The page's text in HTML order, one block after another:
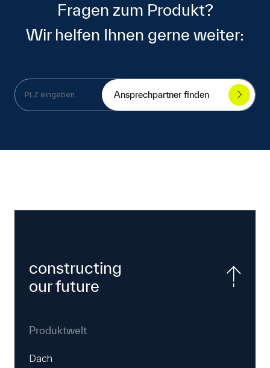
Fragen zum Produkt?
Wir helfen Ihnen gerne weiter:
Ansprechpartner finden
constructing
our future
Produktwelt
Dach